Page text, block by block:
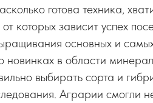
готова техника,
которых зависит успех
основных и
новинках в области
выбирать сорта и
Аграрии смогли